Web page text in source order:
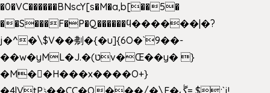
�0�VC������BNscY[s�M�a,b[��5�
��S���F�P�Q������ϥ������|�?
j�^�\$V��刜�{�u]{6O�`9��-
��w�yML�J.�(טv�Œ��y� }
�M��H���x����O+}
�4|VtPݙ��CC�Q���/�\F�ڴ= $;`j!